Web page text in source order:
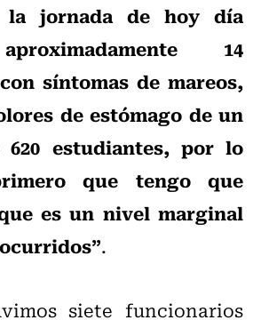
la jornada de hoy día
14
síntomas de mareos,
de estómago de un
estudiantes, por lo
que tengo que
es un nivel marginal
.
siete funcionarios